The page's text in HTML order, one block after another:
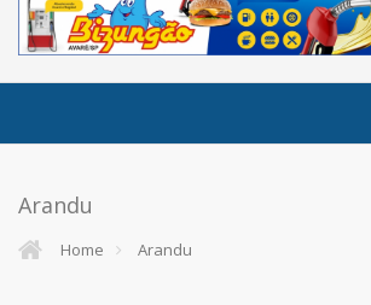
Arandu
Home Arandu